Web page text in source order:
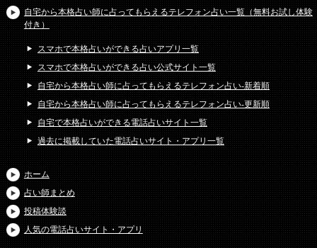
自宅から本格占い師に占ってもらえるテレフォン占い一覧（無料お試し体験
付き）
スマホで本格占いができる占いアプリ一覧
スマホで本格占いができる占い公式サイト一覧
自宅から本格占い師に占ってもらえるテレフォン占い-新着順
自宅から本格占い師に占ってもらえるテレフォン占い-更新順
自宅で本格占いができる電話占いサイト一覧
過去に掲載していた電話占いサイト・アプリ一覧
ホーム
占い師まとめ
投稿体験談
人気の電話占いサイト・アプリ